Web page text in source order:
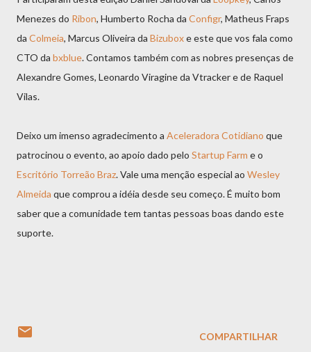
Menezes do Ribon, Humberto Rocha da Configr, Matheus Fraps
da Colmeia, Marcus Oliveira da Bizuboxe este que vos fala como
CTO da bxblue. Contamos também com as nobres presenças de
Alexandre Gomes, Leonardo Viragine da Vtracker e de Raquel
Vilas.
Deixo um imenso agradecimento a Aceleradora Cotidiano que
patrocinou o evento, ao apoio dado pelo Startup Farm e o
Escritório Torreão Braz. Vale uma menção especial ao Wesley
Almeida que comprou a idéia desde seu começo. É muito bom
saber que a comunidade tem tantas pessoas boas dando este
suporte.
COMPARTILHAR